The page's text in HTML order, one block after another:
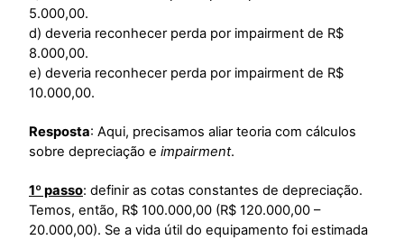
5.000,00.
d) deveria reconhecer perda por impairment de R$
8.000,00.
e) deveria reconhecer perda por impairment de R$
10.000,00.
Resposta: Aqui, precisamos aliar teoria com cálculos
sobre depreciação e impairment.
1º passo: definir as cotas constantes de depreciação.
Temos, então, R$ 100.000,00 (R$ 120.000,00 –
20.000,00). Se a vida útil do equipamento foi estimada